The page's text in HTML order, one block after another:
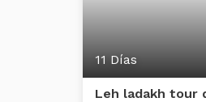
11 Días
Leh ladakh tour